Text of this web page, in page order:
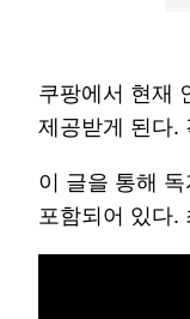
쿠팡에서 현재
제공받게 된다.
이 글을 통해
포함되어 있다.